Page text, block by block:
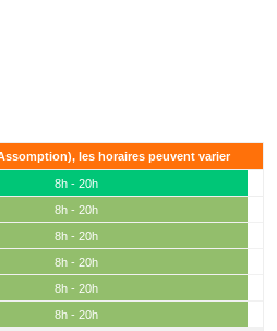
les horaires peuvent varier
8h - 20h
8h - 20h
8h - 20h
8h - 20h
8h - 20h
8h - 20h